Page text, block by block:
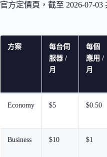
官方定價頁，截至 2026-07-03
方案
每台伺
服器 /
月
每個
應用 /
月
Economy $5 $0.50
Business $10 $1